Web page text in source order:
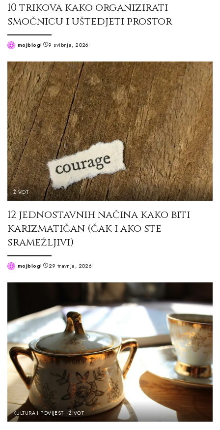
10 trikova kako organizirati
smočnicu i uštedjeti prostor
Postedmojblog 9 svibnja, 2026
ŽIVOT
12 jednostavnih načina kako biti
karizmatičan (čak i ako ste
sramežljivi)
Postedmojblog 29 travnja, 2026
KULTURA I POVIJEST ŽIVOT